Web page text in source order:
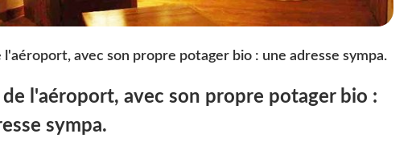
l'aéroport, avec son propre potager bio : une adresse sympa.
de l'aéroport, avec son propre potager bio :
sympa.